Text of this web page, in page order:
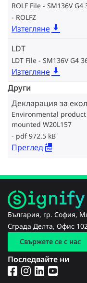
ROLF File - SM136V G4
ROLFZ
Изтегляне
LDT
LDT File - SM136V G4
Изтегляне
Други
Декларация за
Environmental product
mounted W20L157
pdf 972.5 kB
Преглед
България, гр. София,
Сграда Делта, Офис
Свържете се с нас
Последвайте ни